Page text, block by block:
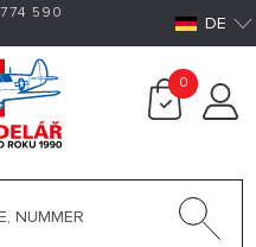
774 590
DE
0